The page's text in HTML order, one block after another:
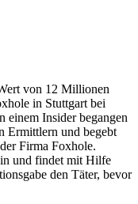
von 12 Millionen
in Stuttgart bei
einem Insider begangen
und begebt
Firma Foxhole.
und findet mit Hilfe
den Täter, bevor